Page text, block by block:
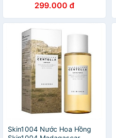
Centella Toning Toner _
Skin1004 Chính Hãng
299.000 đ
Skin1004 Nước Hoa Hồng